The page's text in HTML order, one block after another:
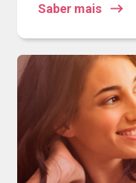
Saber mais